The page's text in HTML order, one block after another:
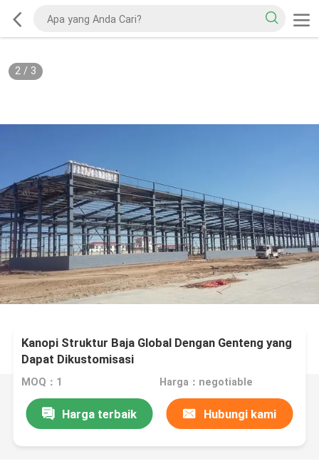
2/ 3
Kanopi Struktur Baja Global Dengan Genteng yang
Dapat Dikustomisasi
MOQ：1 Harga：negotiable
Harga terbaik Hubungi kami